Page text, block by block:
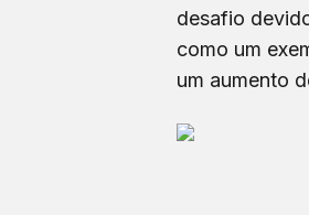
desafio
como um
um aumento